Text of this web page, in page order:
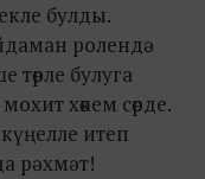
булды.
ролендә
булуга
хөкем сөрде.
итеп
рәхмәт!